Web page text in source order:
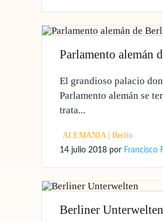
Parlamento alemán
El grandioso palacio
Parlamento alemán se
trata...
ALEMANIA| Berlín
14 julio 2018 por Francisco
Berliner Unterwelten